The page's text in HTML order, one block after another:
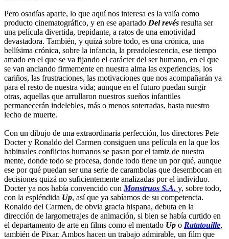
Pero osadías aparte, lo que aquí nos interesa es la valía como
producto cinematográfico, y en ese apartado Del revés resulta ser
una película divertida, trepidante, a ratos de una emotividad
devastadora. También, y quizá sobre todo, es una crónica, una
bellísima crónica, sobre la infancia, la preadolescencia, ese tiempo
amado en el que se va fijando el carácter del ser humano, en el que
se van anclando firmemente en nuestra alma las experiencias, los
cariños, las frustraciones, las motivaciones que nos acompañarán ya
para el resto de nuestra vida; aunque en el futuro puedan surgir
otras, aquellas que arrullaron nuestros sueños infantiles
permanecerán indelebles, más o menos soterradas, hasta nuestro
lecho de muerte.
Con un dibujo de una extraordinaria perfección, los directores Pete
Docter y Ronaldo del Carmen consiguen una película en la que los
habituales conflictos humanos se pasan por el tamiz de nuestra
mente, donde todo se procesa, donde todo tiene un por qué, aunque
ese por qué puedan ser una serie de carambolas que desembocan en
decisiones quizá no suficientemente analizadas por el individuo.
Docter ya nos había convencido con Monstruos S.A. y, sobre todo,
con la espléndida Up, así que ya sabíamos de su competencia.
Ronaldo del Carmen, de obvia gracia hispana, debuta en la
dirección de largometrajes de animación, si bien se había curtido en
el departamento de arte en films como el mentado Up o Ratatouille,
también de Pixar. Ambos hacen un trabajo admirable, un film que